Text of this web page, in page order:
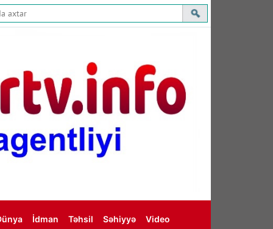
İdman Təhsil Səhiyyə Video